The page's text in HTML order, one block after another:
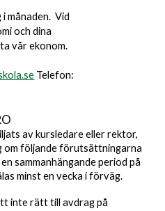
månaden. Vid
och dina
vår ekonom.
Telefon:
av kursledare eller rektor,
om följande förutsättningarna
sammanhängande period på
minst en vecka i förväg.
inte rätt till avdrag på